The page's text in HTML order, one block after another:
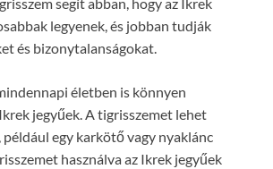
legyenek, és jobban tudják
és bizonytalanságokat.
életben is könnyen
jegyűek. A tigrisszemet lehet
egy karkötő vagy nyaklánc
használva az Ikrek jegyűek